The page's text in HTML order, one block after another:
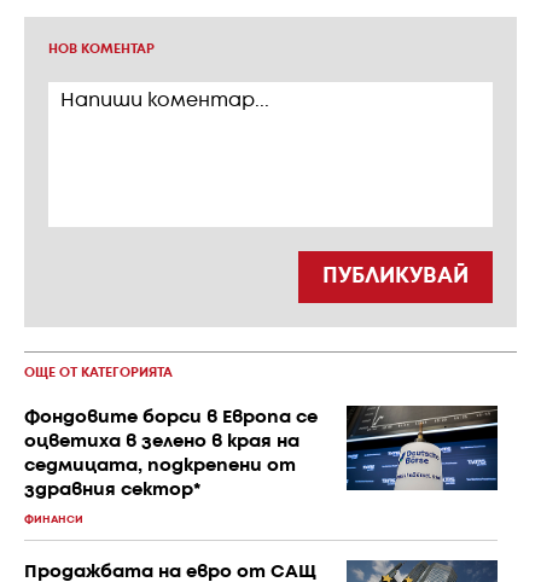
НОВ КОМЕНТАР
ПУБЛИКУВАЙ
ОЩЕ ОТ КАТЕГОРИЯТА
Фондовите борси в Европа се
оцветиха в зелено в края на
седмицата, подкрепени от
здравния сектор*
ФИНАНСИ
Продажбата на евро от САЩ